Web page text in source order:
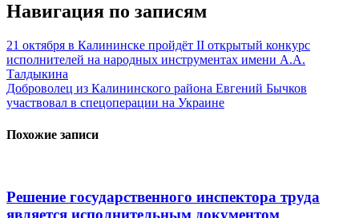
Навигация по записям
21 октября в Калининске пройдёт II открытый конкурс
исполнителей на народных инструментах имени А.А.
Талдыкина
Доброволец из Калининского района Евгений Бычков
участвовал в спецоперации на Украине
Похожие записи
Решение государственного инспектора труда
является исполнительным документом